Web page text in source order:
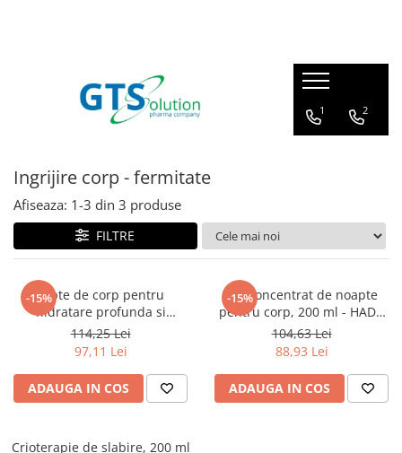
Seturi ingrijire
Protectie solara
Serum pentru fata
Creme de ochi
Creme de fata
Ingrijire corp - fermitate
Masti pentru fata
Cosmetice barbati
Articulatii, oase, muschi
Imunitate, raceala si gripa
Sanatatea familiei
Calitatea vietii
1 2
Ingrijire corp - fermitate
Afiseaza: 1-3 din 3 produse
FILTRE
-15%
Lapte de corp pentru
hidratare profunda si
netezire, 200 ml HADA LABO
TOKYO
114,25 Lei
97,11 Lei
ADAUGA IN COS
-15%
Ser concentrat de noapte
pentru corp, 200 ml - HADA
LABO TOKYO
104,63 Lei
88,93 Lei
ADAUGA IN COS
Crioterapie de slabire, 200 ml